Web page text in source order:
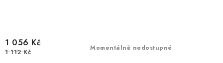
Momentálně nedostupné
1 056 Kč
1 112 Kč